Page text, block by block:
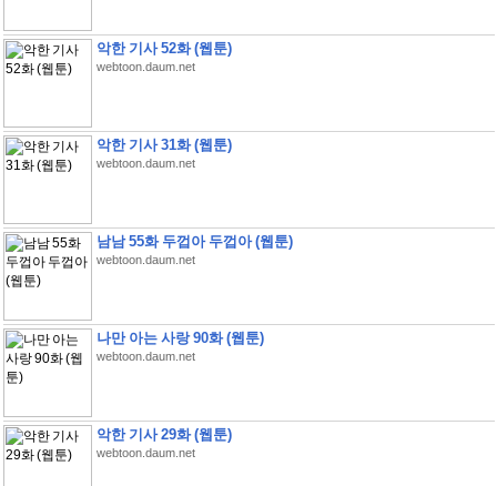
악한 기사 52화 (웹툰)
webtoon.daum.net
악한 기사 31화 (웹툰)
webtoon.daum.net
남남 55화 두껍아 두껍아 (웹툰)
webtoon.daum.net
나만 아는 사랑 90화 (웹툰)
webtoon.daum.net
악한 기사 29화 (웹툰)
webtoon.daum.net